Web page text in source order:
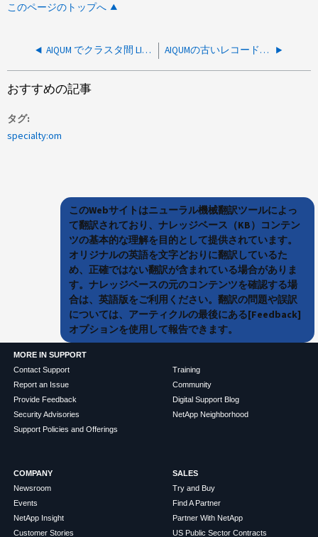
このページのトップへ
AIQUM でクラスタ間 LIF スループットが想定よりも大幅に低いことが示されました AIQUMの古いレコードは、複数回の取得が成功した後もwebuiに残ります
おすすめの記事
タグ
specialty:om
このWebサイトはニューラル機械翻訳ツールによっ
て翻訳されており、ナレッジベース（KB）コンテン
ツの基本的な理解を目的として提供されています。
オリジナルの英語を文字どおりに翻訳しているた
め、正確ではない翻訳が含まれている場合がありま
す。ナレッジベースの元のコンテンツを確認する場
合は、英語版をご利用ください。翻訳の問題や誤訳
については、アーティクルの最後にある[Feedback]
オプションを使用して報告できます。
MORE IN SUPPORT
Contact Support
Report an Issue
Provide Feedback
Security Advisories
Support Policies and Offerings
Training
Community
Digital Support Blog
NetApp Neighborhood
COMPANY
Newsroom
Events
NetApp Insight
Customer Stories
SALES
Try and Buy
Find A Partner
Partner With NetApp
US Public Sector Contracts